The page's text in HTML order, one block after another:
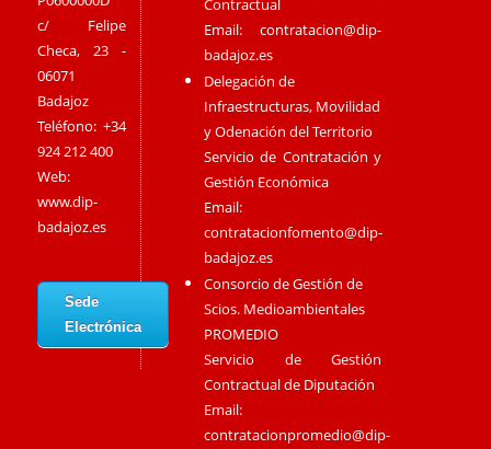
c/ Felipe
Checa, 23 -
06071
Badajoz
Teléfono: +34
924 212 400
Web:
www.dip-
badajoz.es
Sede
Electrónica
Contractual
Email:contratacion@dip-
badajoz.es
Delegación de
Infraestructuras, Movilidad
y Odenación del Territorio
Servicio de Contratación y
Gestión Económica
Email:
contratacionfomento@dip-
badajoz.es
Consorcio de Gestión de
Scios. Medioambientales
PROMEDIO
Servicio de Gestión
Contractual de Diputación
Email:
contratacionpromedio@dip-